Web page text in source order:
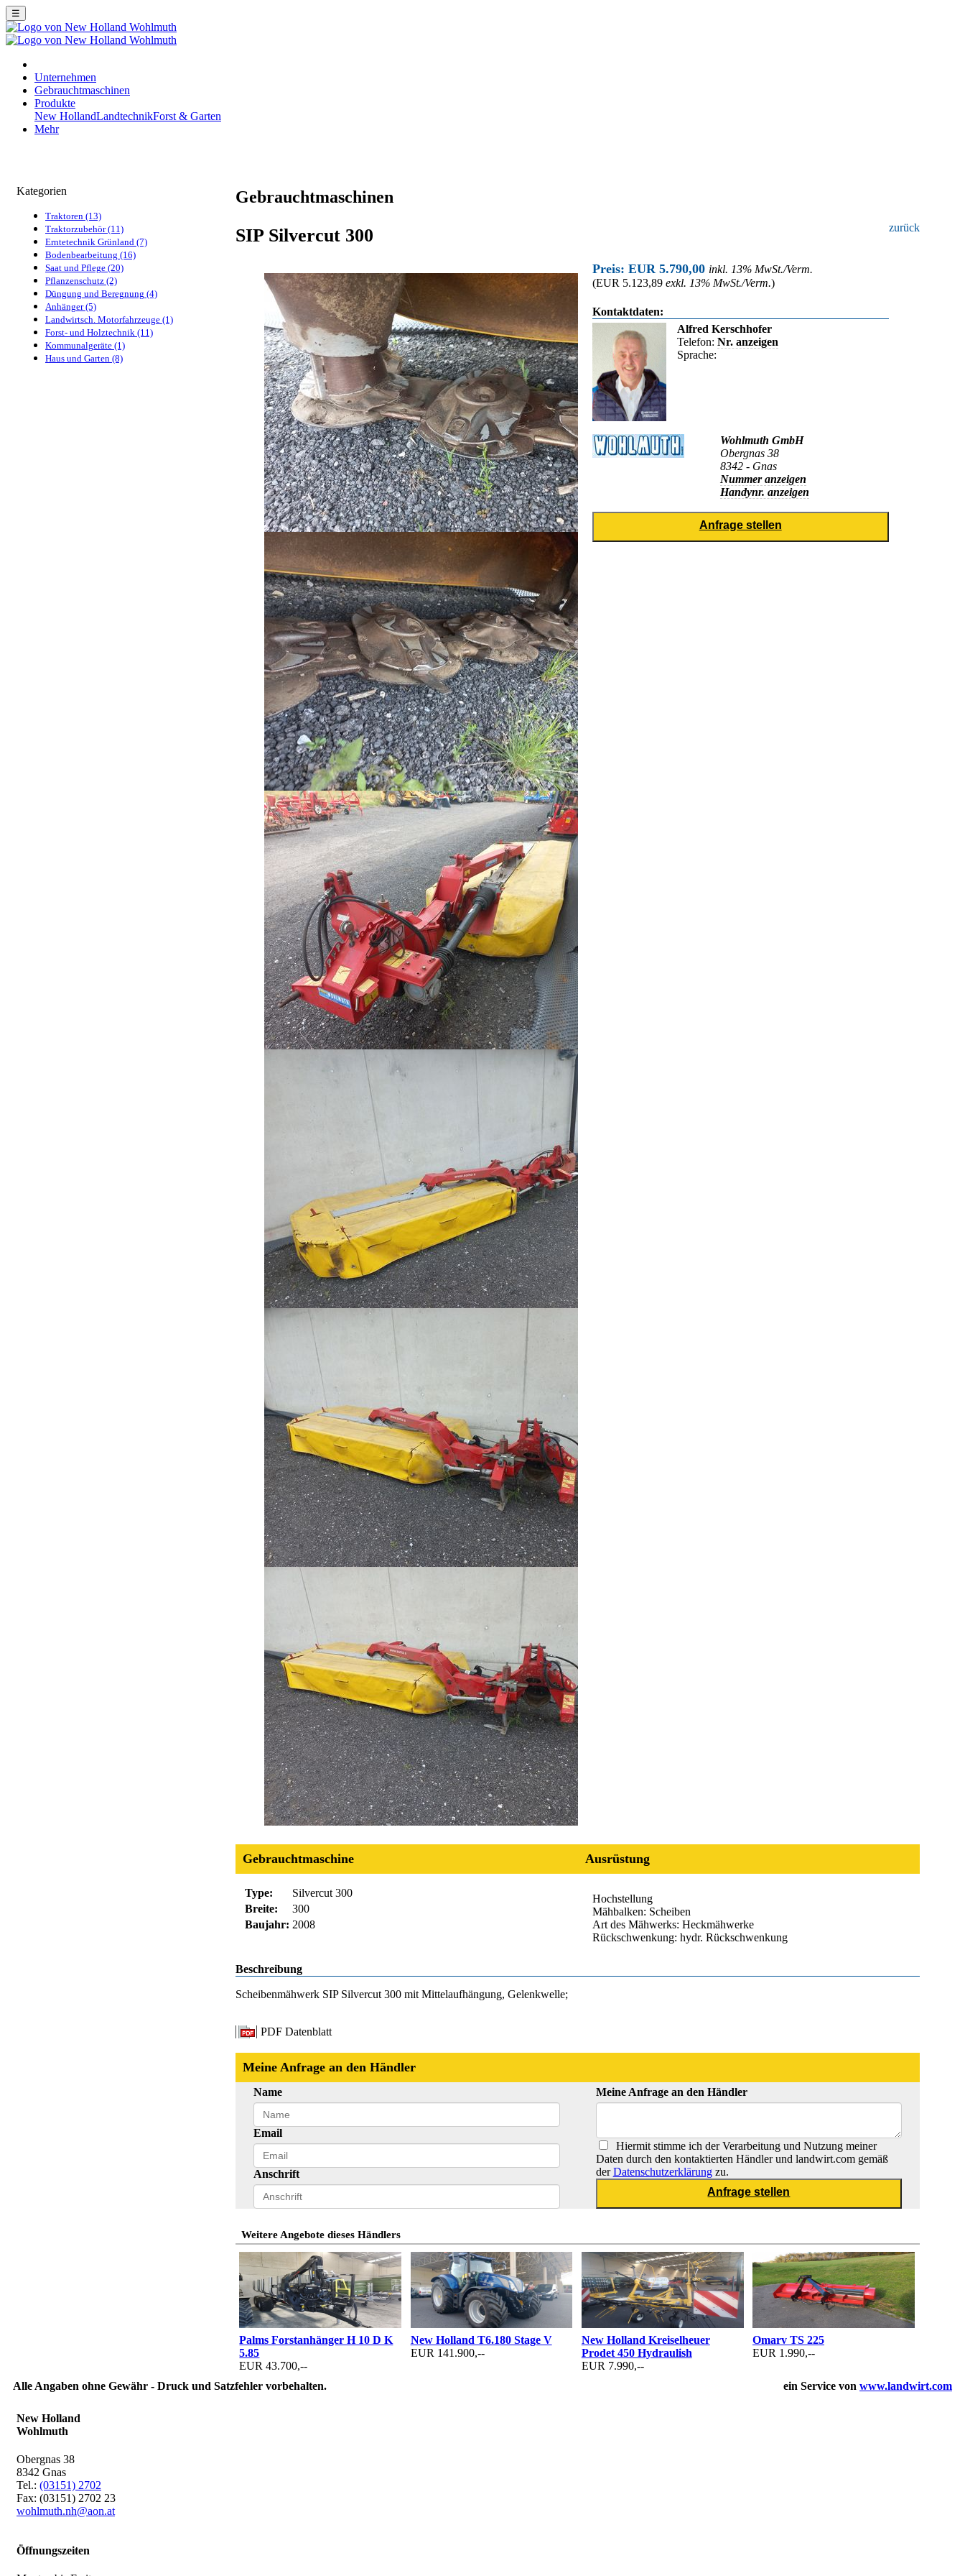
☰
Unternehmen
Gebrauchtmaschinen
Produkte
New HollandLandtechnikForst & Garten
Mehr
Kategorien
Traktoren (13)
Traktorzubehör (11)
Erntetechnik Grünland (7)
Bodenbearbeitung (16)
Saat und Pflege (20)
Pflanzenschutz (2)
Düngung und Beregnung (4)
Anhänger (5)
Landwirtsch. Motorfahrzeuge (1)
Forst- und Holztechnik (11)
Kommunalgeräte (1)
Haus und Garten (8)
Gebrauchtmaschinen
SIP Silvercut 300 zurück
Preis: EUR 5.790,00 inkl. 13% MwSt./Verm.
(EUR 5.123,89 exkl. 13% MwSt./Verm.)
Kontaktdaten:
Alfred Kerschhofer
Telefon: Nr. anzeigen
Sprache:
Wohlmuth GmbH
Obergnas 38
8342 - Gnas
Nummer anzeigen
Handynr. anzeigen
Gebrauchtmaschine
Type:
Silvercut 300
Breite:
300
Baujahr: 2008
Ausrüstung
Hochstellung
Mähbalken: Scheiben
Art des Mähwerks: Heckmähwerke
Rückschwenkung: hydr. Rückschwenkung
Beschreibung
Scheibenmähwerk SIP Silvercut 300 mit Mittelaufhängung, Gelenkwelle;
PDF Datenblatt
Meine Anfrage an den Händler
Name
Email
Anschrift
Meine Anfrage an den Händler
Hiermit stimme ich der Verarbeitung und Nutzung meiner
Daten durch den kontaktierten Händler und landwirt.com gemäß
derDatenschutzerklärungzu.
Weitere Angebote dieses Händlers
Palms Forstanhänger H 10 D K
5.85
EUR 43.700,--
New Holland T6.180 Stage V
EUR 141.900,--
New Holland Kreiselheuer
Prodet 450 Hydraulish
EUR 7.990,--
Omarv TS 225
EUR 1.990,--
Alle Angaben ohne Gewähr - Druck und Satzfehler vorbehalten. ein Service von www.landwirt.com
New Holland
Wohlmuth
Obergnas 38
8342 Gnas
Tel.: (03151) 2702
Fax: (03151) 2702 23
wohlmuth.nh@aon.at
Öffnungszeiten